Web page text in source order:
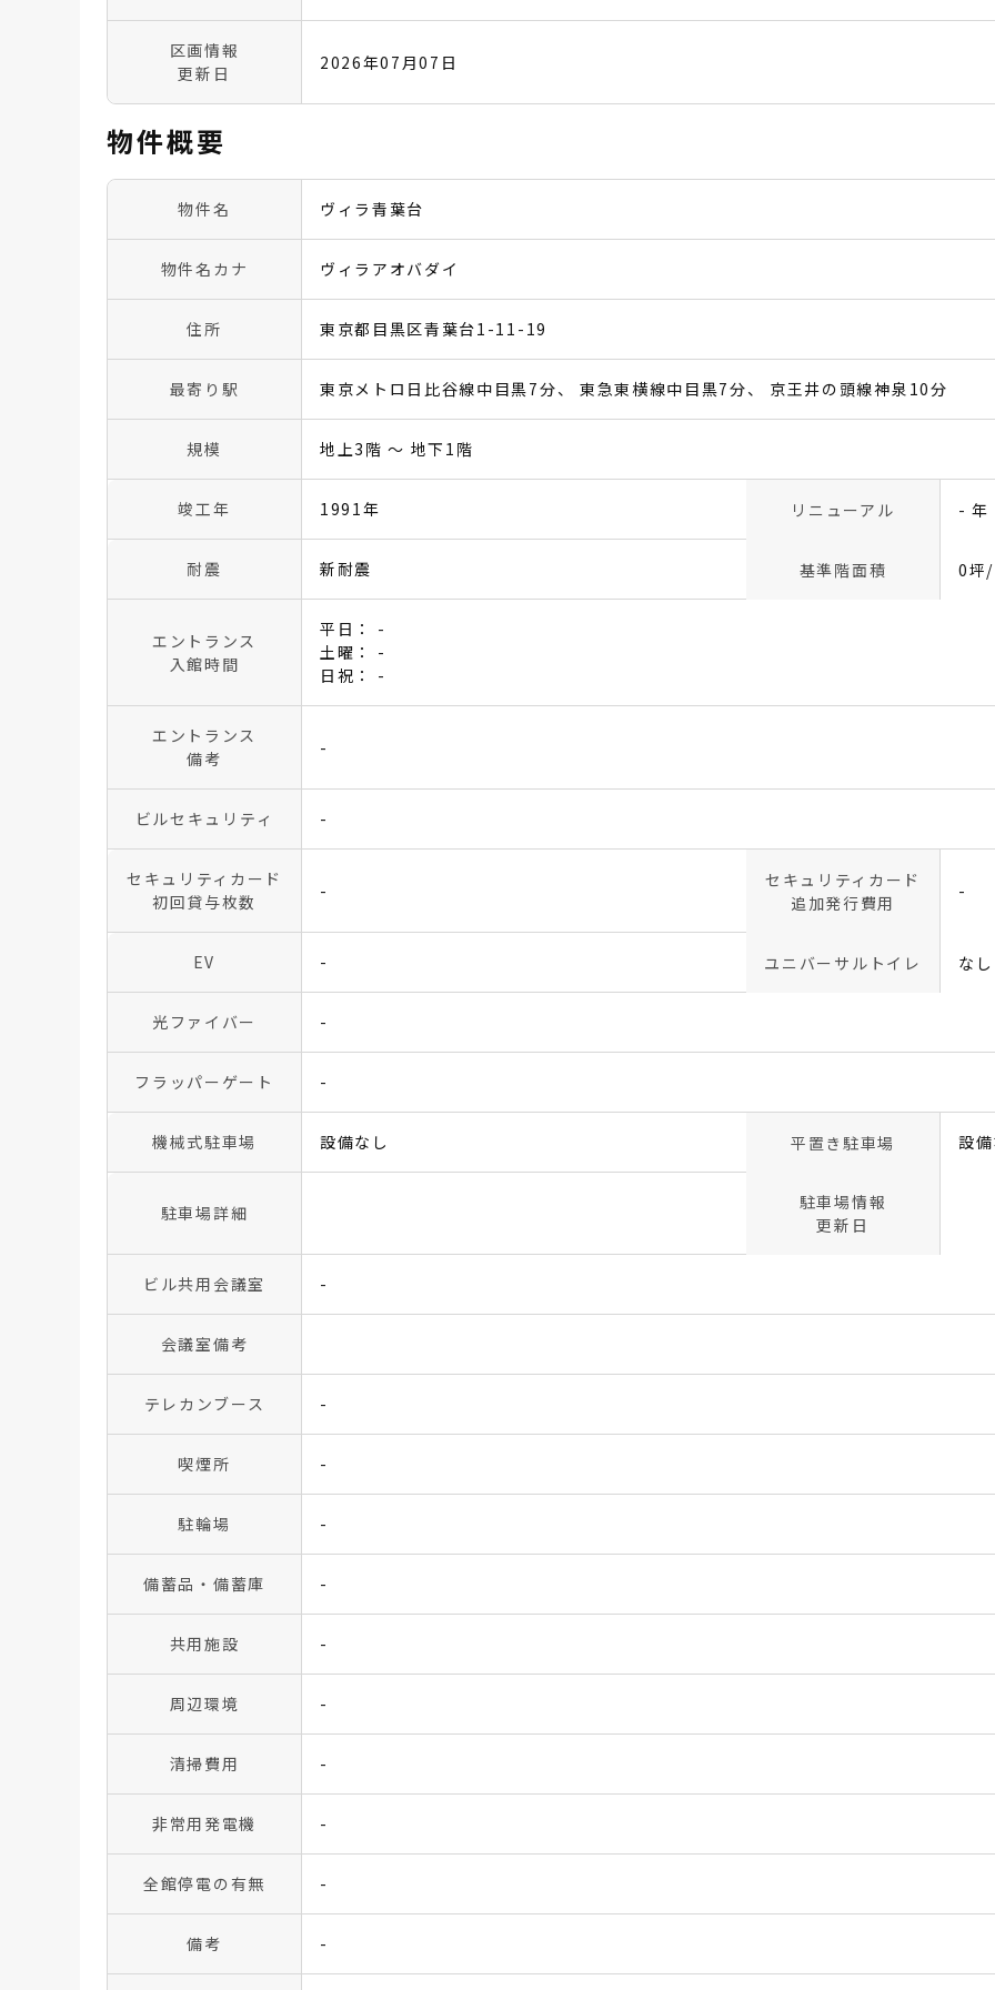
区画情報
更新日
2026年07月07日
物件概要
物件名 ヴィラ青葉台
物件名カナ ヴィラアオバダイ
住所 東京都目黒区青葉台1-11-19
最寄り駅 東京メトロ日比谷線中目黒7分 東急東横線中目黒7分 京王井の頭線神泉10分
規模 地上3階 〜 地下1階
竣工年 1991年 リニューアル - 年
耐震 新耐震 基準階面積 0坪
エントランス
入館時間
平日： -
土曜： -
日祝： -
エントランス
備考
-
ビルセキュリティ -
セキュリティカード
初回貸与枚数
-
セキュリティカード
追加発行費用
-
EV - ユニバーサルトイレ なし
光ファイバー -
フラッパーゲート -
機械式駐車場 設備なし 平置き駐車場 設
駐車場詳細
駐車場情報
更新日
ビル共用会議室 -
会議室備考
テレカンブース -
喫煙所 -
駐輪場 -
備蓄品・備蓄庫 -
共用施設 -
周辺環境 -
清掃費用 -
非常用発電機 -
全館停電の有無 -
備考 -